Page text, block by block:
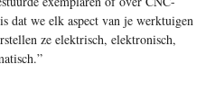
dat we elk aspect van je werktuigen
ze elektrisch, elektronisch,